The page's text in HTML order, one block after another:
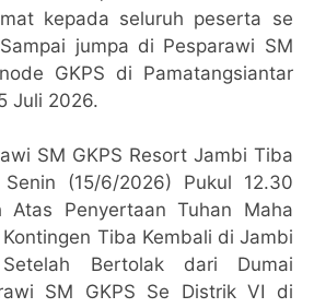
kepada seluruh peserta se
jumpa di Pesparawi SM
GKPS di Pamatangsiantar
Juli 2026.
SM GKPS Resort Jambi Tiba
(15/6/2026) Pukul 12.30
Atas Penyertaan Tuhan Maha
Tiba Kembali di Jambi
Bertolak dari Dumai
SM GKPS Se Distrik VI di